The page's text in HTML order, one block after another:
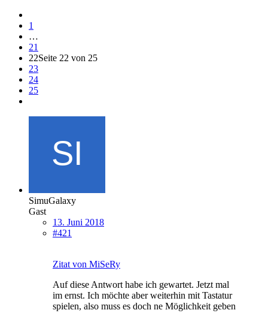
1
…
21
22Seite 22 von 25
23
24
25
SimuGalaxy
Gast
13. Juni 2018
#421
Zitat von MiSeRy
Auf diese Antwort habe ich gewartet. Jetzt mal
im ernst. Ich möchte aber weiterhin mit Tastatur
spielen, also muss es doch ne Möglichkeit geben